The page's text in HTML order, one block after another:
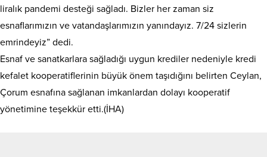
liralık pandemi desteği sağladı. Bizler her zaman siz
esnaflarımızın ve vatandaşlarımızın yanındayız. 7/24 sizlerin
emrindeyiz” dedi.
Esnaf ve sanatkarlara sağladığı uygun krediler nedeniyle kredi
kefalet kooperatiflerinin büyük önem taşıdığını belirten Ceylan,
Çorum esnafına sağlanan imkanlardan dolayı kooperatif
yönetimine teşekkür etti.(İHA)